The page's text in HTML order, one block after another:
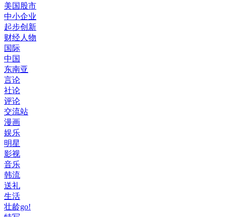
美国股市
中小企业
起步创新
财经人物
国际
中国
东南亚
言论
社论
评论
交流站
漫画
娱乐
明星
影视
音乐
韩流
送礼
生活
壮龄go!